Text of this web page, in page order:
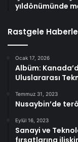
yıldönümünde
Rastgele
Ocak 17, 2026
Albüm:
Uluslararası
Temmuz 31, 2023
Nusaybin’de
Eylül 16, 2023
Sanayi ve
fırsatlarına